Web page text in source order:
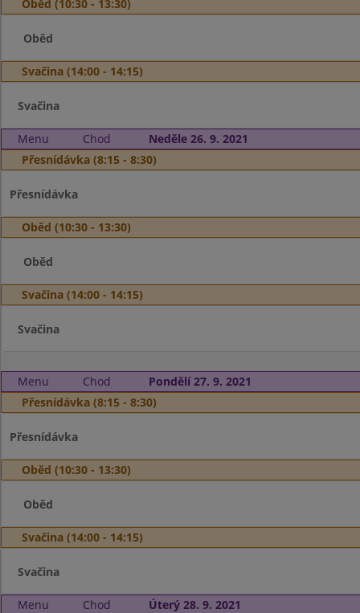
Oběd (10:30 - 13:30)
Oběd
Svačina (14:00 - 14:15)
Svačina
Menu Chod
Neděle 26. 9. 2021
Přesnídávka (8:15 - 8:30)
Přesnídávka
Oběd (10:30 - 13:30)
Oběd
Svačina (14:00 - 14:15)
Svačina
Menu Chod
Pondělí 27. 9. 2021
Přesnídávka (8:15 - 8:30)
Přesnídávka
Oběd (10:30 - 13:30)
Oběd
Svačina (14:00 - 14:15)
Svačina
Menu Chod
Úterý 28. 9. 2021